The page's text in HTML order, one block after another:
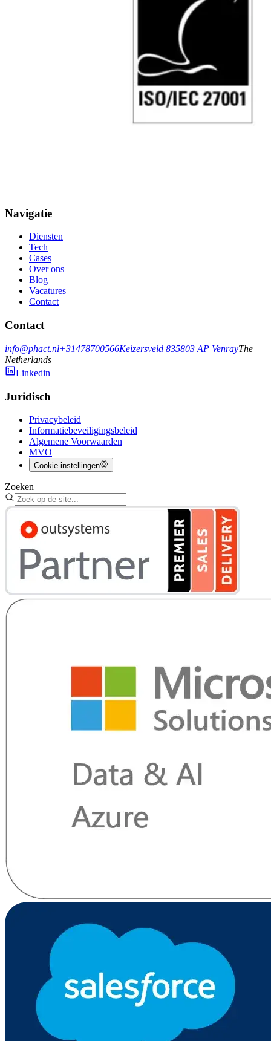
Navigatie
Diensten
Tech
Cases
Over ons
Blog
Vacatures
Contact
Contact
info@phact.nl+31478700566Keizersveld 835803 AP VenrayThe
Netherlands
Linkedin
Juridisch
Privacybeleid
Informatiebeveiligingsbeleid
Algemene Voorwaarden
MVO
Cookie-instellingen
Zoeken